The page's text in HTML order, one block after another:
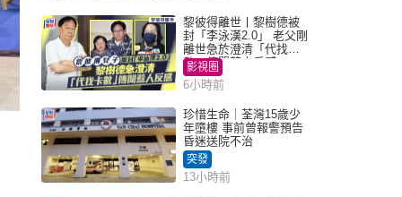
黎彼得離世丨黎樹德被
封「李泳漢2.0」 老父剛
離世急於澄清「代找卡
數」傳聞惹人反感
影視圈
6小時前
珍惜生命｜荃灣15歲少
年墮樓 事前曾報警預告
昏迷送院不治
突發
13小時前